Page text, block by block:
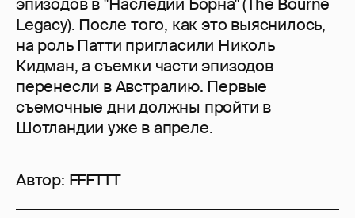
эпизодов в "Наследии Борна" (The Bourne
Legacy). После того, как это выяснилось,
на роль Патти пригласили Николь
Кидман, а съемки части эпизодов
перенесли в Австралию. Первые
съемочные дни должны пройти в
Шотландии уже в апреле.
Автор: FFFTTT